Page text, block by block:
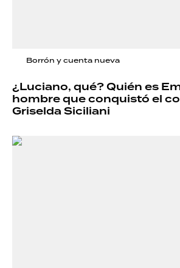
Borrón y cuenta nueva
¿Luciano, qué? Quién es
hombre que conquistó el
Griselda Siciliani